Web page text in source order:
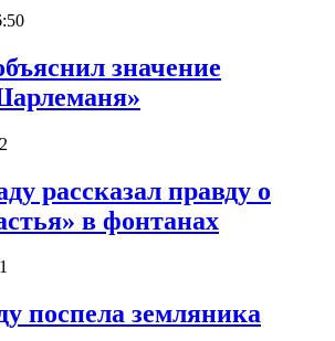
значение
рассказал правду о
в фонтанах
поспела земляника